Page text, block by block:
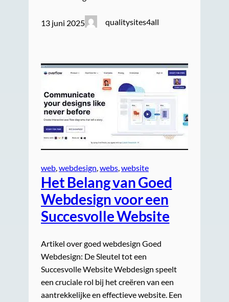
13 juni 2025 qualitysites4all
web, webdesign, webs, website
Het Belang van Goed
Webdesign voor een
Succesvolle Website
Artikel over goed webdesign Goed
Webdesign: De Sleutel tot een
Succesvolle Website Webdesign speelt
een cruciale rol bij het creëren van een
aantrekkelijke en effectieve website. Een